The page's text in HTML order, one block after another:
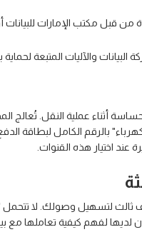
للبيانات أو بموجب ضمانات
والآليات المتبعة لحماية
عند اختيار هذه القنوات.
ثالث لتسهيل وصولك. لا
لديها لفهم كيفية تعاملها مع